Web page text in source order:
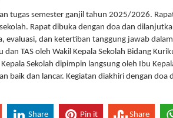
tugas semester ganjil tahun 2025/2026.
Rapat dibuka dengan doa dan
evaluasi, dan ketertiban tanggung jawab
TAS oleh Wakil Kepala Sekolah Bidang
Sekolah dipimpin langsung oleh Ibu
baik dan lancar. Kegiatan diakhiri dengan doa
Share Pin it Share